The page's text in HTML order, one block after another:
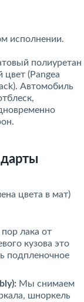
исполнении.
полиуретан
цвет (Pangea
Автомобиль
цвета в мат)
пор лака от
кузова это
подпленочное
Мы снимаем
шноркель